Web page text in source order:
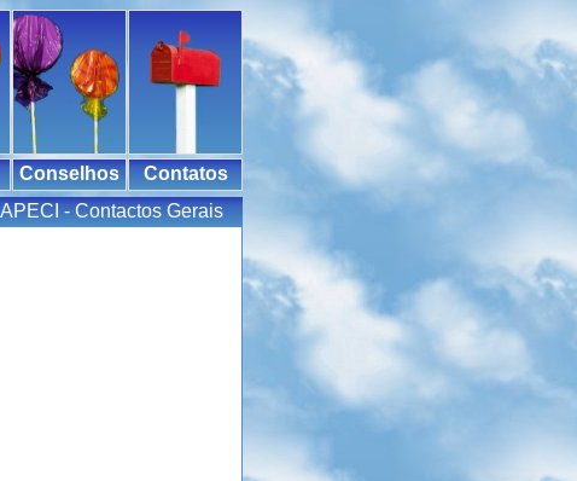
Conselhos
Contatos
APECI - Contactos Gerais